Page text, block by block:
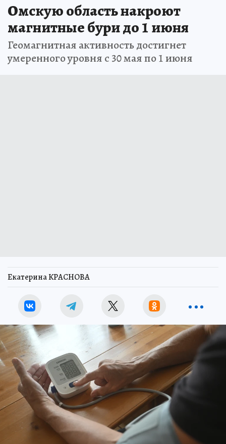
Омскую область накроют
магнитные бури до 1 июня
Геомагнитная активность достигнет
умеренного уровня с 30 мая по 1 июня
Екатерина КРАСНОВА